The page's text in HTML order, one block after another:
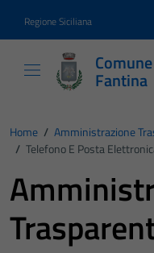
Regione Siciliana
Fantina
Home / Amministrazione
/ Telefono E Posta